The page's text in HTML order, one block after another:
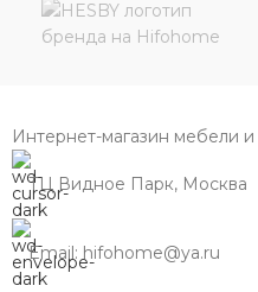
Интернет-магазин мебели
ТЦ Видное Парк, Москва
Email: hifohome@ya.ru